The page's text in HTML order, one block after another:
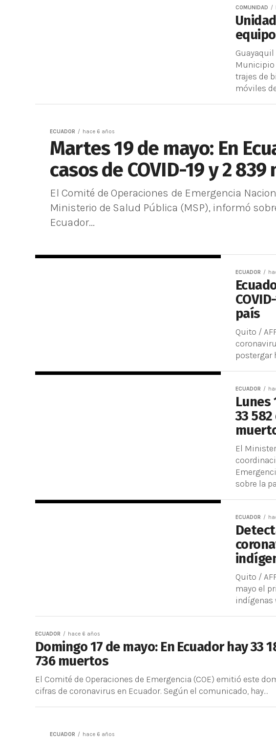
COMUNIDAD
Guayaquil
Municipio
trajes de
móviles
ECUADOR hace 6 años
Martes 19 de mayo: En
casos de COVID-19 y 2
El Comité de Operaciones de Emergencia
Ministerio de Salud Pública (MSP), informó
Ecuador...
ECUADOR
país
Quito /
postergar
ECUADOR
Lunes
33 582
El
sobre la
ECUADOR
Quito /
mayo el
indígenas
ECUADOR hace 6 años
Domingo 17 de mayo: En Ecuador hay 33
736 muertos
El Comité de Operaciones de Emergencia (COE) emitió este
cifras de coronavirus en Ecuador. Según el comunicado, hay...
ECUADOR hace 6 años